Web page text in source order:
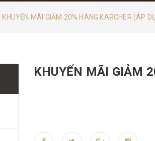
KHUYẾN MÃI GIẢM 20% HÀNG KARCHER (ÁP
KHUYẾN MÃI GIẢM